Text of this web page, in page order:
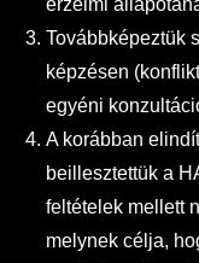
érzelmi
Továbbképeztük
képzésen
egyéni
A korábban
beillesztettük a
feltételek mellett
melynek célja,